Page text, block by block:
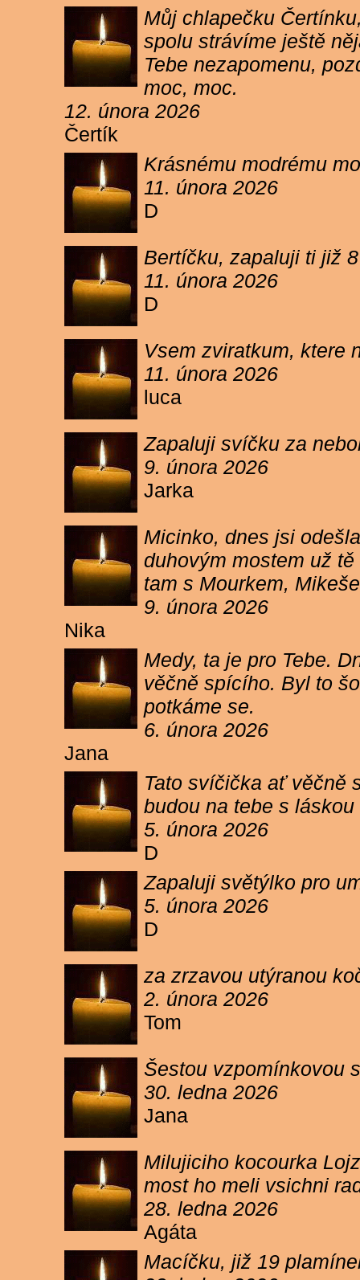
Můj chlapečku
spolu strávíme ještě
Tebe nezapomenu,
moc, moc.
12. února 2026
Čertík
Krásnému modrému
11. února 2026
D
Bertíčku, zapaluji ti již
11. února 2026
D
Vsem zviratkum, ktere
11. února 2026
luca
Zapaluji svíčku za
9. února 2026
Jarka
Micinko, dnes jsi
duhovým mostem už
tam s Mourkem,
9. února 2026
Nika
Medy, ta je pro Tebe.
věčně spícího. Byl to
potkáme se.
6. února 2026
Jana
Tato svíčička ať věčně
budou na tebe s
5. února 2026
D
Zapaluji světýlko pro
5. února 2026
D
za zrzavou utýranou
2. února 2026
Tom
Šestou vzpomínkovou
30. ledna 2026
Jana
Milujiciho kocourka
most ho meli vsichni
28. ledna 2026
Agáta
Macíčku, již 19